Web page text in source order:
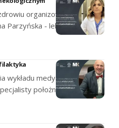
organizowanym przez
Parzyńska - lekarka,
wykładu medycznego dr
położnictwa i